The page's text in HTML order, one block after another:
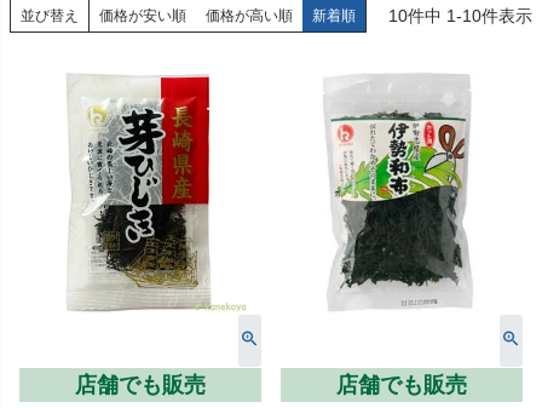
並び替え 価格が安い順 価格が高い順 新着順 10件中 1-10件表示
店舗でも販売 店舗でも販売